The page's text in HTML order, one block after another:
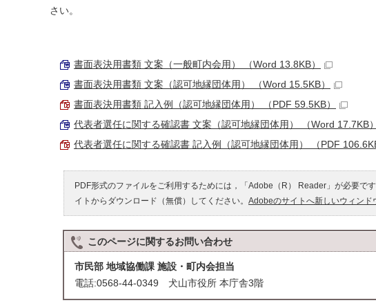
さい。
書面表決用書類 文案（一般町内会用） （Word 13.8KB）
書面表決用書類 文案（認可地縁団体用） （Word 15.5KB）
書面表決用書類 記入例（認可地縁団体用） （PDF 59.5KB）
代表者選任に関する確認書 文案（認可地縁団体用） （Word 17.7KB）
代表者選任に関する確認書 記入例（認可地縁団体用） （PDF
PDF形式のファイルをご利用するためには，「Adobe（R） Reader」が必要で
イトからダウンロード（無償）してください。 Adobeのサイトへ新しいウィンド
このページに関するお問い合わせ
市民部 地域協働課 施設・町内会担当
電話:0568-44-0349 犬山市役所 本庁舎3階